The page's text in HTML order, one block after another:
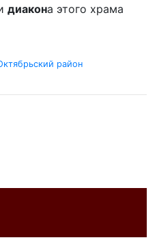
диакона этого храма
район